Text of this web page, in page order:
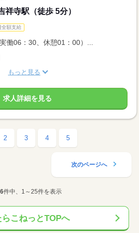
祥寺駅（徒歩 5分）
全額支給
働06：30、休憩01：00）...
もっと見る
求人詳細を見る
2 3 4 5
次のページへ
件中、1～25件を表示
らこねっとTOPへ